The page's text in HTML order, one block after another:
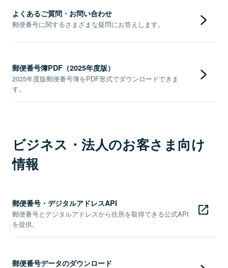
よくあるご質問・お問い合わせ
郵便番号に関するさまざまな疑問にお答えします。
郵便番号簿PDF（2025年度版）
2025年度版郵便番号簿をPDF形式でダウンロードできま
す。
ビジネス・法人のお客さま向け
情報
郵便番号・デジタルアドレスAPI
郵便番号とデジタルアドレスから住所を取得できる公式API
を提供。
郵便番号データのダウンロード